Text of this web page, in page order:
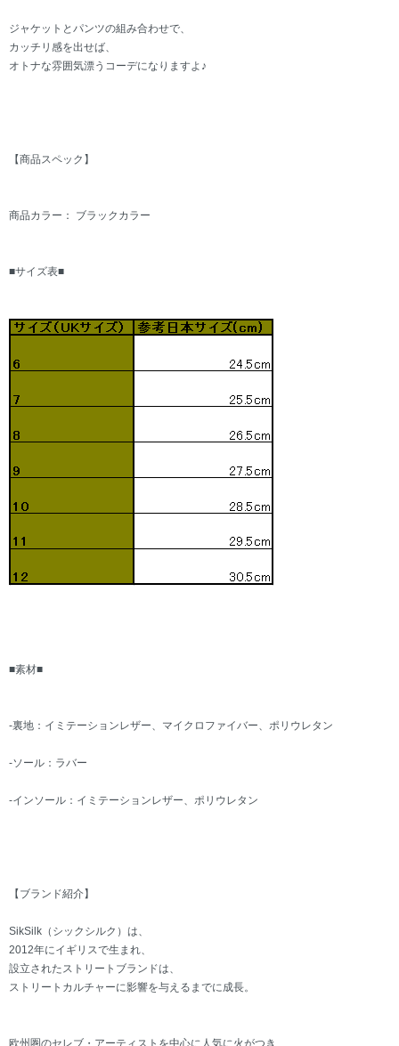
ジャケットとパンツの組み合わせで、
カッチリ感を出せば、
オトナな雰囲気漂うコーデになりますよ♪
【商品スペック】
商品カラー： ブラックカラー
■サイズ表■
■素材■
-裏地：イミテーションレザー、マイクロファイバー、ポリウレタン
-ソール：ラバー
-インソール：イミテーションレザー、ポリウレタン
【ブランド紹介】
SikSilk（シックシルク）は、
2012年にイギリスで生まれ、
設立されたストリートブランドは、
ストリートカルチャーに影響を与えるまでに成長。
欧州圏のセレブ・アーティストを中心に人気に火がつき、